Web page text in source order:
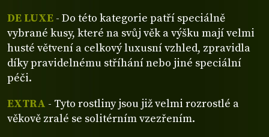
DE LUXE - Do této kategorie patří speciálně
vybrané kusy, které na svůj věk a výšku mají velmi
husté větvení a celkový luxusní vzhled, zpravidla
díky pravidelnému stříhání nebo jiné speciální
péči.
EXTRA - Tyto rostliny jsou již velmi rozrostlé a
věkově zralé se solitérním vzezřením.